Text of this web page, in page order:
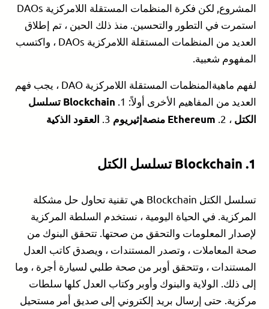
المشروع, لكن فكرة المنظمات المستقلة اللامركزية DAOs
استمرت في التطور والتحسين. منذ ذلك الحين ، تم إطلاق
العديد من المنظمات المستقلة اللامركزية DAOs ، واكتسب
المفهوم شعبية.
لفهم ماهيةالمنظمات المستقلة اللامركزية DAO ، يجب فهم
العديد من المفاهيم الأخرى أولاً: 1.
Blockchainتسلسل
الكتل، 2. Ethereumمنصةإثيريوم3. العقود الذكية
1.
Blockchainتسلسل الكتل
تسلسل الكتل Blockchain هي تقنية تحاول حل مشكلة
المركزية. في الحياة اليومية ، نستخدم السلطة المركزية
لإصدار المعلومات والتحقق من صحتها. تتحقق البنوك من
صحة المعاملات ، وتصدر المستندات ، ويصدق كاتب العدل
المستندات ، وتتحقق أوبر من صحة طلبي لسيارة أجرة ، وما
إلى ذلك. الولاية والبنوك وأوبر وكتاب العدل كلها سلطات
مركزية. حتى إرسال بريد إلكتروني إلى صديق أمر مستحيل